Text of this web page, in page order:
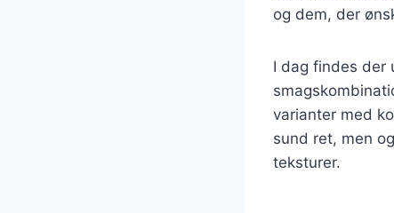
og dem, der
I dag findes der
varianter med
sund ret, men
teksturer.